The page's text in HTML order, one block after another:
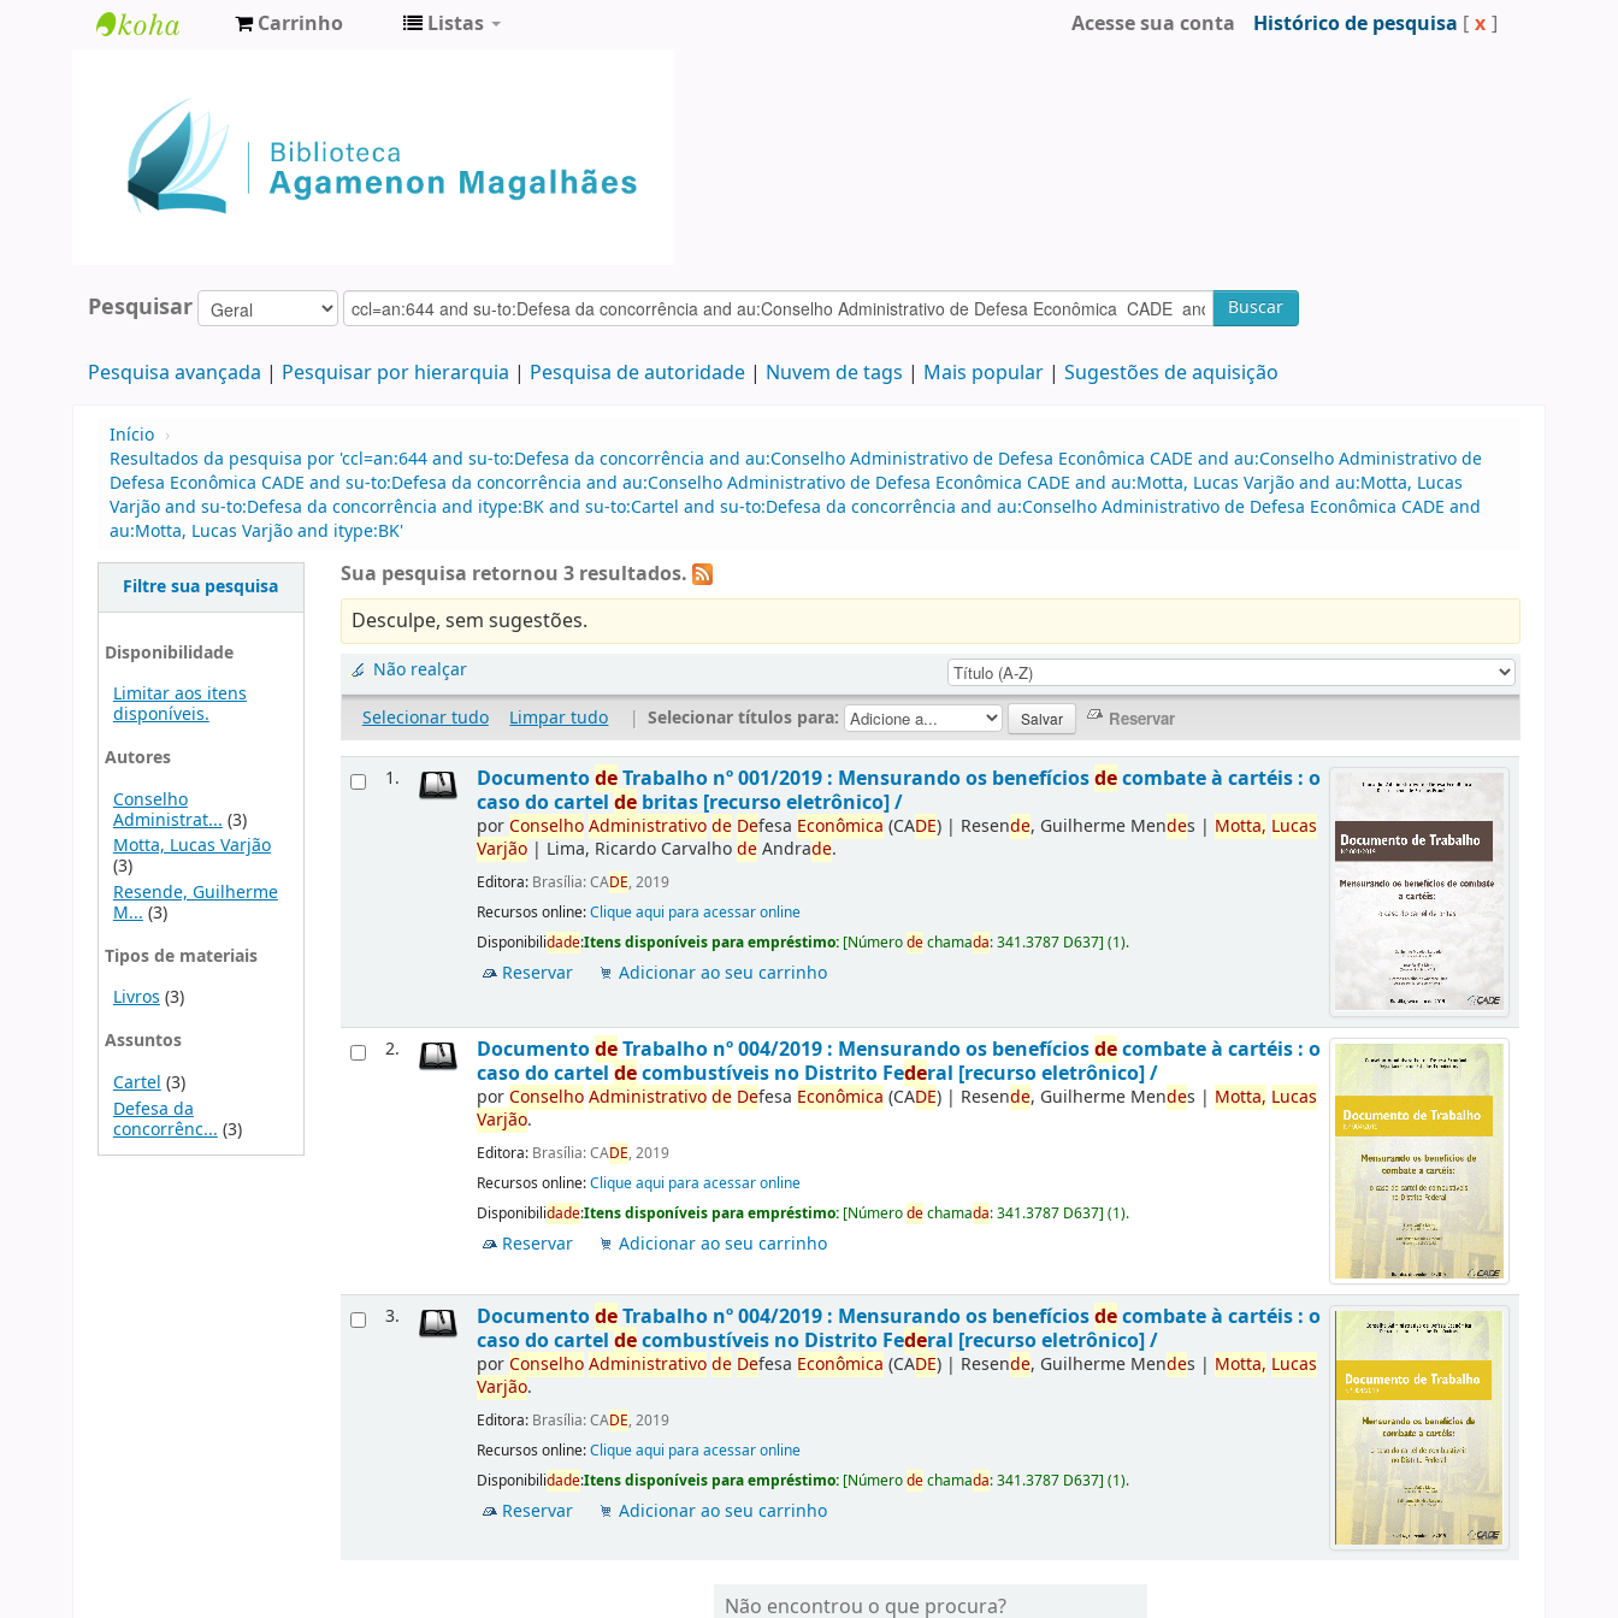
Agamenon
Magalhães
Carrinho Listas Acesse sua conta Histórico de pesquisa [ x ]
Pesquisar Buscar
Pesquisa avançada Pesquisar por hierarquia Pesquisa de autoridade Nuvem de tags Mais popular Sugestões de aquisição
Início ›
Resultados da pesquisa por 'ccl=an:644 and su-to:Defesa da concorrência and au:Conselho Administrativo de Defesa Econômica CADE and au:Conselho Administrativo de
Defesa Econômica CADE and su-to:Defesa da concorrência and au:Conselho Administrativo de Defesa Econômica CADE and au:Motta, Lucas Varjão and au:Motta, Lucas
Varjão and su-to:Defesa da concorrência and itype:BK and su-to:Cartel and su-to:Defesa da concorrência and au:Conselho Administrativo de Defesa Econômica CADE and
au:Motta, Lucas Varjão and itype:BK'
Filtre sua pesquisa
Disponibilidade
Limitar aos itens
disponíveis.
Autores
Conselho
Administrat... (3)
Motta, Lucas Varjão
(3)
Resende, Guilherme
M... (3)
Tipos de materiais
Livros(3)
Assuntos
Cartel (3)
Defesa da
concorrênc... (3)
Sua pesquisa retornou 3 resultados.
Desculpe, sem sugestões.
Não realçar
Selecionar tudo
Limpar tudo | Selecionar títulos para:
1. DocumentodeTrabalho nº 001/2019 : Mensurando os benefíciosdecombate à cartéis : o
caso do cartelde britas [recurso eletrônico] /
porConselhoAdministrativode Defesa Econômica (CADE) | Resende, Guilherme Mendes | Motta, Lucas
Varjão | Lima, Ricardo CarvalhodeAndrade.
Editora: Brasília: CADE, 2019
Recursos online:Clique aqui para acessar online
Disponibilidade:Itens disponíveis para empréstimo: [Númerodechamada:341.3787 D637](1).
Reservar Adicionar ao seu carrinho
2. DocumentodeTrabalho nº 004/2019 : Mensurando os benefíciosdecombate à cartéis : o
caso do carteldecombustíveis no Distrito Federal [recurso eletrônico] /
porConselhoAdministrativode Defesa Econômica (CADE) | Resende, Guilherme Mendes | Motta, Lucas
Varjão.
Editora: Brasília: CADE, 2019
Recursos online:Clique aqui para acessar online
Disponibilidade:Itens disponíveis para empréstimo: [Númerodechamada:341.3787 D637](1).
Reservar Adicionar ao seu carrinho
3. DocumentodeTrabalho nº 004/2019 : Mensurando os benefíciosdecombate à cartéis : o
caso do carteldecombustíveis no Distrito Federal [recurso eletrônico] /
porConselhoAdministrativode Defesa Econômica (CADE) | Resende, Guilherme Mendes | Motta, Lucas
Varjão.
Editora: Brasília: CADE, 2019
Recursos online:Clique aqui para acessar online
Disponibilidade:Itens disponíveis para empréstimo: [Númerodechamada:341.3787 D637](1).
Reservar Adicionar ao seu carrinho
Não encontrou o que procura?